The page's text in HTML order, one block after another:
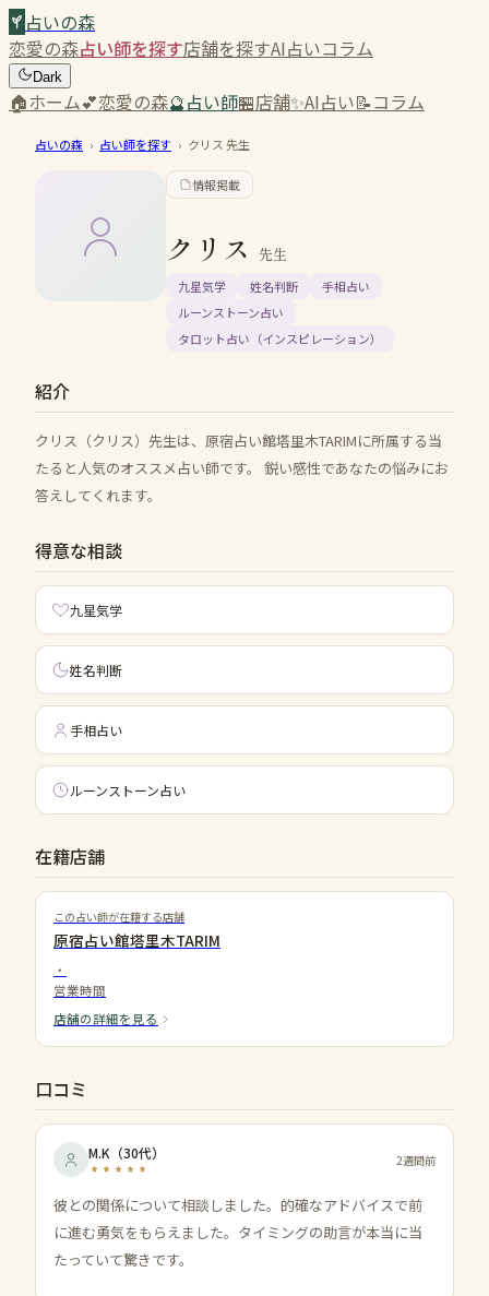
占いの森
恋愛の森占い師を探す店舗を探すAI占いコラム
Dark
🏠ホーム💕恋愛の森🔮占い師🏪店舗✨AI占い📝コラム
占いの森 › 占い師を探す › クリス 先生
情報掲載
クリス 先生
九星気学 姓名判断
手相占い
ルーンストーン占い
タロット占い（インスピレーション）
紹介
クリス（クリス）先生は、原宿占い館塔里木TARIMに所属する当
たると人気のオススメ占い師です。 鋭い感性であなたの悩みにお
答えしてくれます。
得意な相談
九星気学
姓名判断
手相占い
ルーンストーン占い
在籍店舗
この占い師が在籍する店舗
原宿占い館塔里木TARIM
・
営業時間
店舗の詳細を見る
口コミ
M.K （30代） 2週間前
彼との関係について相談しました。的確なアドバイスで前
に進む勇気をもらえました。タイミングの助言が本当に当
たっていて驚きです。